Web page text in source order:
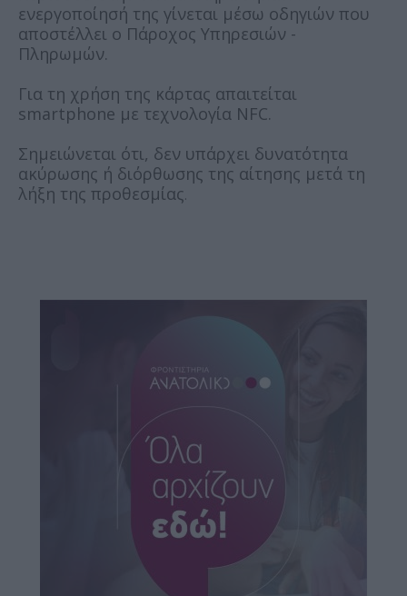
ενεργοποίησή της γίνεται μέσω οδηγιών που
αποστέλλει ο Πάροχος Υπηρεσιών -
Πληρωμών.
Για τη χρήση της κάρτας απαιτείται
smartphone με τεχνολογία NFC.
Σημειώνεται ότι, δεν υπάρχει δυνατότητα
ακύρωσης ή διόρθωσης της αίτησης μετά τη
λήξη της προθεσμίας.